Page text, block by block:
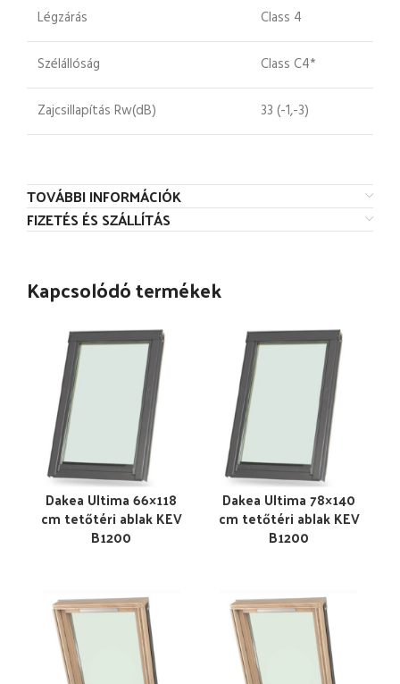
Légzárás Class 4
Szélállóság Class C4*
Zajcsillapítás Rw(dB) 33 (-1,-3)
TOVÁBBI INFORMÁCIÓK
FIZETÉS ÉS SZÁLLÍTÁS
Kapcsolódó termékek
Dakea Ultima 66×118
cm tetőtéri ablak KEV
B1200
Dakea Ultima 78×140
cm tetőtéri ablak KEV
B1200